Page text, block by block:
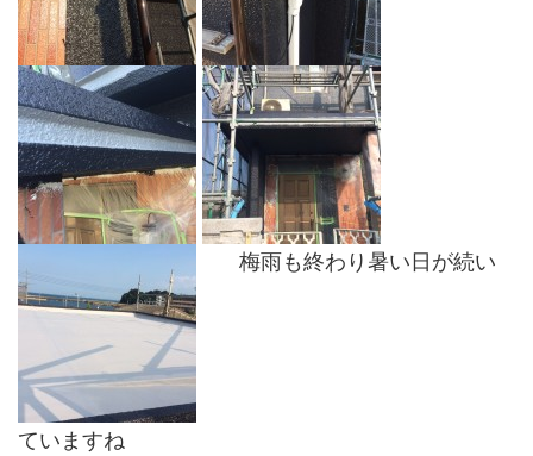
梅雨も終わり暑い日が続い
ていますね